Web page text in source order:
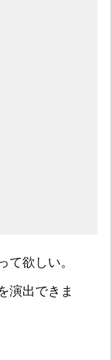
欲しい。
演出できま